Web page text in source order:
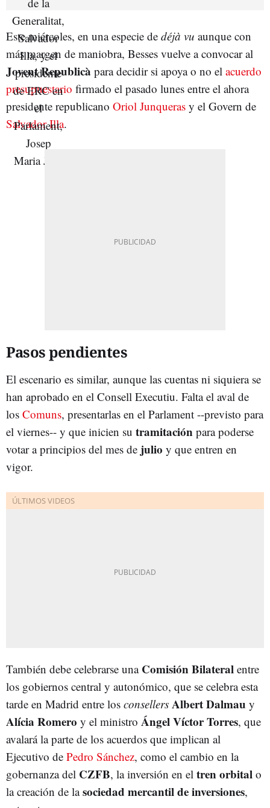
Este miércoles, en una especie de déjà vu aunque con
más margen de maniobra, Besses vuelve a convocar al
Jovent Republicà para decidir si apoya o no el acuerdo
presupuestario firmado el pasado lunes entre el ahora
presidente republicano Oriol Junqueras y el Govern de
Salvador Illa.
Pasos pendientes
El escenario es similar, aunque las cuentas ni siquiera se
han aprobado en el Consell Executiu. Falta el aval de
los Comuns, presentarlas en el Parlament --previsto para
el viernes-- y que inicien su tramitación para poderse
votar a principios del mes de julio y que entren en
vigor.
También debe celebrarse una Comisión Bilateral entre
los gobiernos central y autonómico, que se celebra esta
tarde en Madrid entre los consellers Albert Dalmau y
Alícia Romero y el ministro Ángel Víctor Torres, que
avalará la parte de los acuerdos que implican al
Ejecutivo de Pedro Sánchez, como el cambio en la
gobernanza del CZFB, la inversión en el tren orbital o
la creación de lasociedad mercantil de inversiones,